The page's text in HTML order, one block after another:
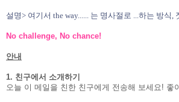
설명> 여기서 the way...... 는 명사절로 ...하는 방식,
No challenge, No chance!
안내
1. 친구에서 소개하기
오늘 이 메일을 친한 친구에게 전송해 보세요! 좋